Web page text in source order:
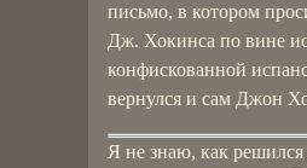
письмо, в котором
Дж. Хокинса по вине
конфискованной
вернулся и сам Джон
Я не знаю, как решился